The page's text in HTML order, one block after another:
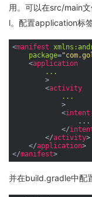
用。可以在src/main
l。配置application标
<manifest
package=
<application
...
        >
<activity
...
            >
<
                ...
</
</activity>
</application>
</manifest>
并在build.gradle中配